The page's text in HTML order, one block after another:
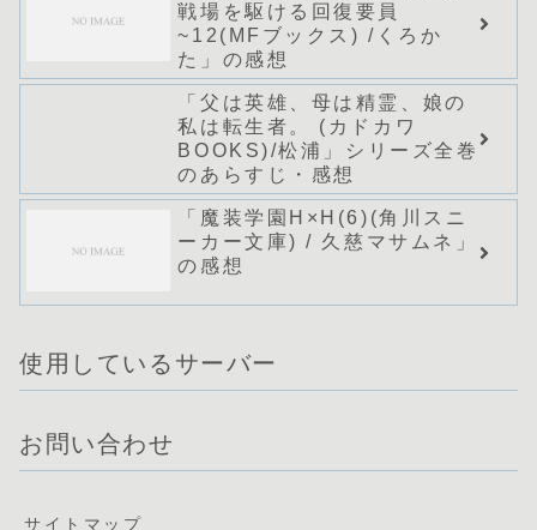
戦場を駆ける回復要員
~12(MFブックス) /くろか
た」の感想
「父は英雄、母は精霊、娘の
私は転生者。 (カドカワ
BOOKS)/松浦」シリーズ全巻
のあらすじ・感想
「魔装学園H×H(6)(角川スニ
ーカー文庫) / 久慈マサムネ」
の感想
使用しているサーバー
お問い合わせ
サイトマップ